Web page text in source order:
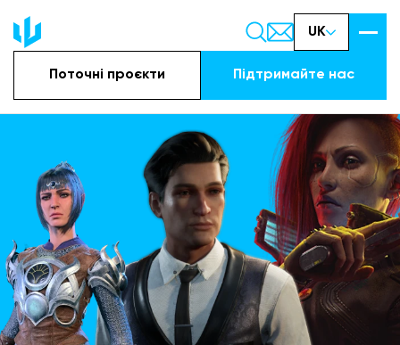
UK
Поточні проєкти Підтримайте наc